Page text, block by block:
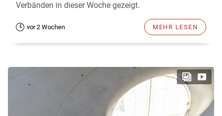
Verbänden in dieser Woche gezeigt.
vor 2 Wochen MEHR LESEN